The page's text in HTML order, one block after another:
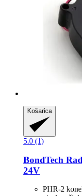
Košarica
5.0 (1)
BondTech
24V
PHR-2